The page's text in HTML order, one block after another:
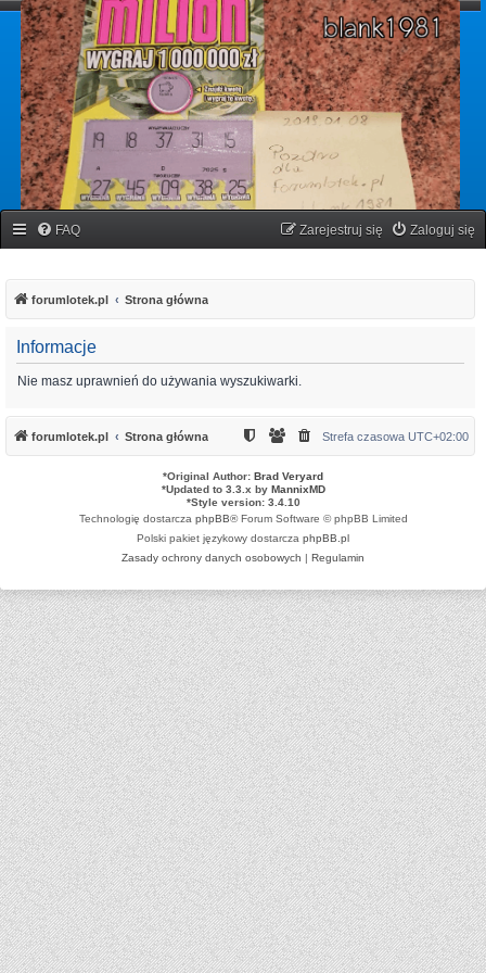
forumlotek.pl
Forum gier liczbowych
FAQ Zaloguj się
Zarejestruj się
forumlotek.pl Strona główna
Informacje
Nie masz uprawnień do używania wyszukiwarki.
forumlotek.pl Strona główna Strefa czasowa UTC+02:00
*Original Author: Brad Veryard
*Updated to 3.3.x by MannixMD
*Style version: 3.4.10
Technologię dostarcza phpBB® Forum Software © phpBB Limited
Polski pakiet językowy dostarcza phpBB.pl
Zasady ochrony danych osobowych | Regulamin